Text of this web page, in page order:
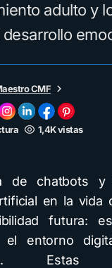
adulto y
CMF
1,4K vistas
de chatbots y
en la vida
futura:
el entorno
Estas